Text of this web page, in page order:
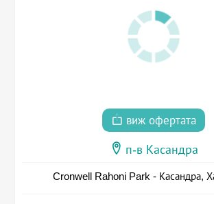
виж офертата
п-в Касандра
Cronwell Rahoni Park - Касандра,